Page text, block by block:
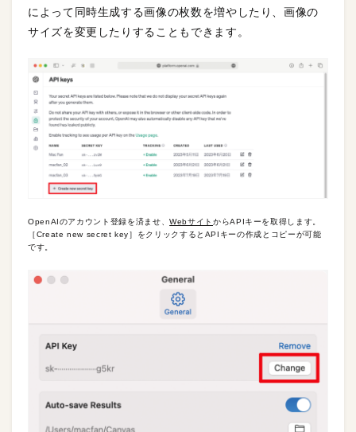
によって同時生成する画像の枚数を増やしたり、画像の
サイズを変更したりすることもできます。
OpenAIのアカウント登録を済ませ、WebサイトからAPIキーを取得します。
［Create new secret key］をクリックするとAPIキーの作成とコピーが可能
です。